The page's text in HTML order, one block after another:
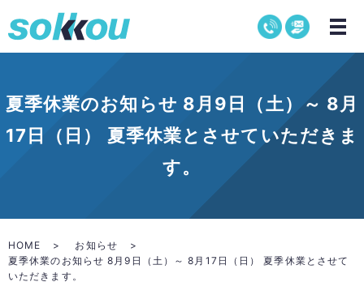
夏季休業のお知らせ 8月9日（土）～ 8月
17日（日） 夏季休業とさせていただきま
す。
HOME
お知らせ
夏季休業のお知らせ 8月9日（土）～ 8月17日（日） 夏季休業とさせて
いただきます。